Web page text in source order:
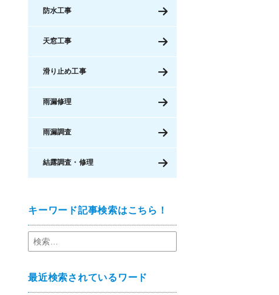
防水工事
天窓工事
滑り止め工事
雨漏修理
雨漏調査
結露調査・修理
キーワード記事検索はこちら！
最近検索されているワード